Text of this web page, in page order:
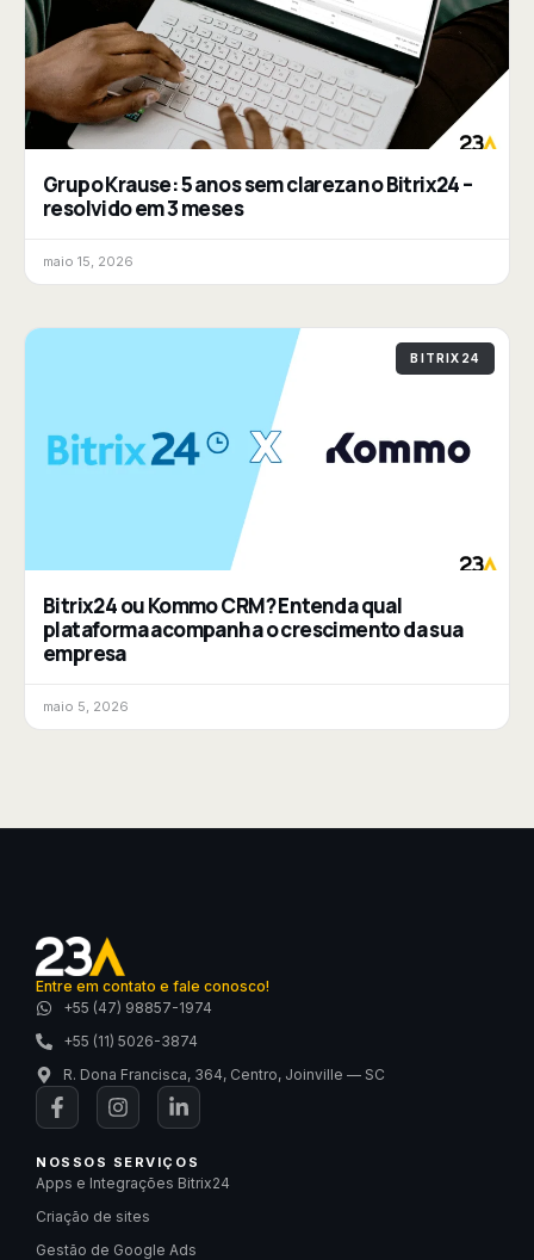
Grupo Krause: 5 anos sem clareza no Bitrix24 –
resolvido em 3 meses
maio 15, 2026
BITRIX24
Bitrix24 ou Kommo CRM? Entenda qual
plataforma acompanha o crescimento da sua
empresa
maio 5, 2026
Entre em contato e fale conosco!
+55 (47) 98857-1974
+55 (11) 5026-3874
R. Dona Francisca, 364, Centro, Joinville — SC
NOSSOS SERVIÇOS
Apps e Integrações Bitrix24
Criação de sites
Gestão de Google Ads